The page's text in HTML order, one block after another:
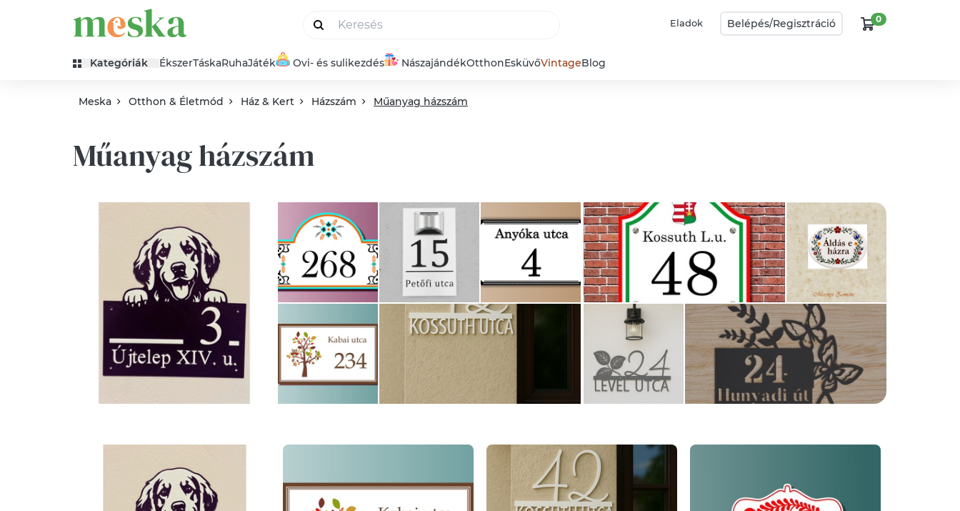
Eladok Belépés/Regisztráció 0
Kategóriák ÉkszerTáskaRuhaJáték Ovi- és sulikezdés NászajándékOtthonEsküvőVintageBlog
Meska Otthon & Életmód Ház & Kert Házszám Műanyag házszám
Műanyag házszám